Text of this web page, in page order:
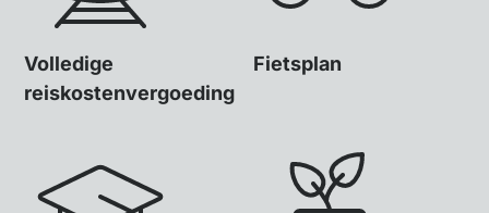
Volledige
reiskostenvergoeding
Fietsplan